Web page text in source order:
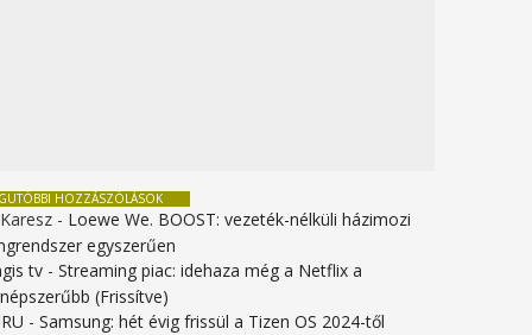
HOZZÁSZÓLÁSOK
- Loewe We. BOOST: vezeték-nélküli házimozi
egyszerűen
tv -Streaming piac: idehaza még a Netflix a
(Frissítve)
-Samsung: hét évig frissül a Tizen OS 2024-től